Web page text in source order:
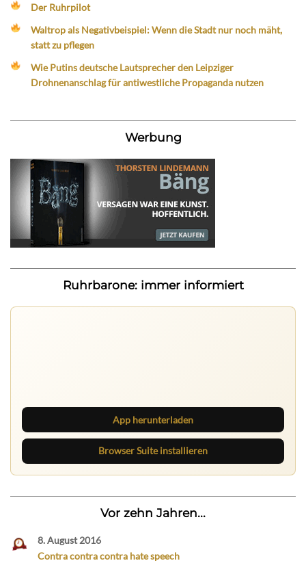
Der Ruhrpilot
Waltrop als Negativbeispiel: Wenn die Stadt nur noch mäht,
statt zu pflegen
Wie Putins deutsche Lautsprecher den Leipziger
Drohnenanschlag für antiwestliche Propaganda nutzen
Werbung
Ruhrbarone: immer informiert
App herunterladen
Browser Suite installieren
Vor zehn Jahren...
8. August 2016
Contra contra contra hate speech